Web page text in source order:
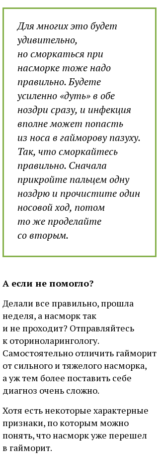
Для многих это будет
удивительно,
но сморкаться при
насморке тоже надо
правильно. Будете
усиленно «дуть» в обе
ноздри сразу, и инфекция
вполне может попасть
из носа в гайморову пазуху.
Так, что сморкайтесь
правильно. Сначала
прикройте пальцем одну
ноздрю и прочистите один
носовой ход, потом
то же проделайте
со вторым.
А если не помогло?
Делали все правильно, прошла
неделя, а насморк так
и не проходит? Отправляйтесь
к оториноларингологу.
Самостоятельно отличить гайморит
от сильного и тяжелого насморка,
а уж тем более поставить себе
диагноз очень сложно.
Хотя есть некоторые характерные
признаки, по которым можно
понять, что насморк уже перешел
в гайморит.